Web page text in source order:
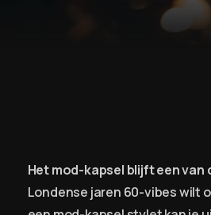
Het mod-kapsel blijft een
Londense jaren 60-vibes wilt